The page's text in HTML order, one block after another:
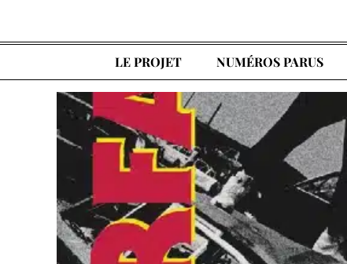
LE PROJET NUMÉROS PARUS